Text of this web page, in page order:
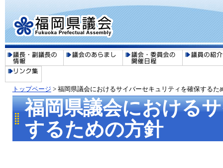
トップページ > 福岡県議会におけるサイバーセキュリティを確保するた
福岡県議会における
するための方針